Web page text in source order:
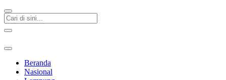
Beranda
Nasional